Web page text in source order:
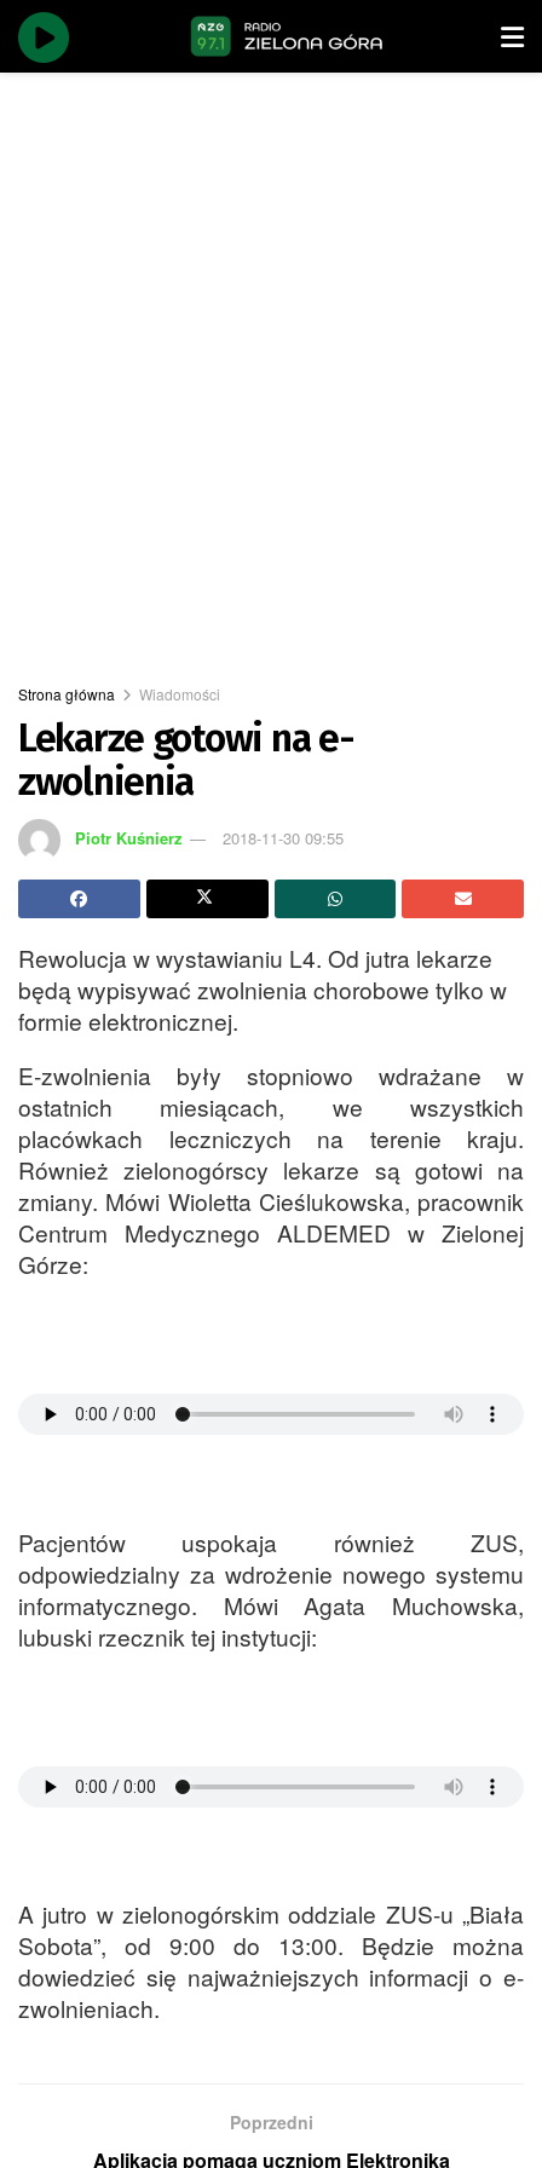
Strona główna Wiadomości
Lekarze gotowi na e-
zwolnienia
Piotr Kuśnierz 2018-11-30 09:55
Rewolucja w wystawianiu L4. Od jutra lekarze
będą wypisywać zwolnienia chorobowe tylko w
formie elektronicznej.
E-zwolnienia były stopniowo wdrażane w
ostatnich miesiącach, we wszystkich
placówkach leczniczych na terenie kraju.
Również zielonogórscy lekarze są gotowi na
zmiany. Mówi Wioletta Cieślukowska, pracownik
Centrum Medycznego ALDEMED w Zielonej
Górze:
Pacjentów uspokaja również ZUS,
odpowiedzialny za wdrożenie nowego systemu
informatycznego. Mówi Agata Muchowska,
lubuski rzecznik tej instytucji:
A jutro w zielonogórskim oddziale ZUS-u „Biała
Sobota”, od 9:00 do 13:00. Będzie można
dowiedzieć się najważniejszych informacji o e-
zwolnieniach.
Poprzedni
Aplikacja pomaga uczniom Elektronika